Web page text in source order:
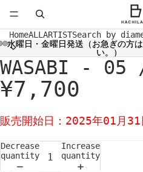
HomeALL ARTISTSearch by
水曜日・金曜日発送（お急ぎの方
い。）
水曜日・金曜日発送（お急ぎの方
い。）
Open
image
in
full
Open
image
in
full
Open
image
in
full
Open
image
in
full
Open
image
in
full
WASABI - 05
¥7,700
販売開始日：2025年01月
Decrease
quantity
Increase
quantity